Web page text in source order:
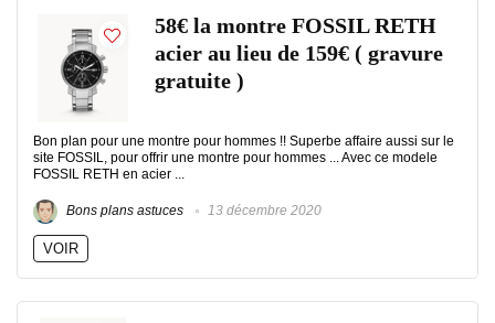
58€ la montre FOSSIL RETH
acier au lieu de 159€ ( gravure
gratuite )
Bon plan pour une montre pour hommes !! Superbe affaire aussi sur le
site FOSSIL, pour offrir une montre pour hommes ... Avec ce modele
FOSSIL RETH en acier ...
Bons plans astuces 13 décembre 2020
VOIR